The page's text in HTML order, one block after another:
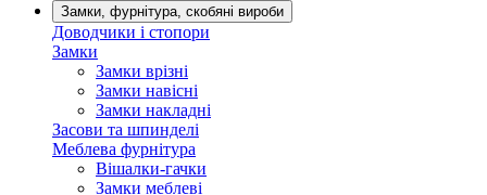
Замки, фурнітура, скобяні вироби
Доводчики і стопори
Замки
Замки врізні
Замки навісні
Замки накладні
Засови та шпинделі
Меблева фурнітура
Вішалки-гачки
Замки меблеві